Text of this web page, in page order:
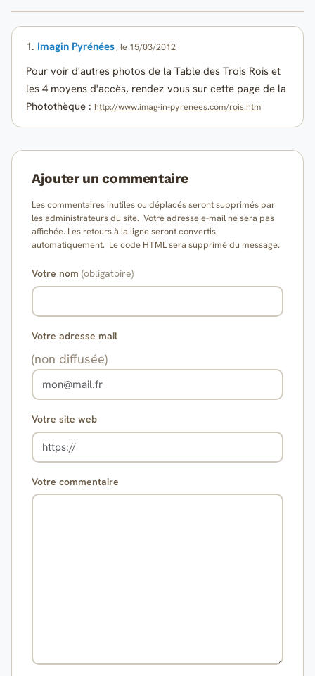
1. Imagin Pyrénées, le 15/03/2012
Pour voir d'autres photos de la Table des Trois Rois et
les 4 moyens d'accès, rendez-vous sur cette page de la
Photothèque : http://www.imag-in-pyrenees.com/rois.htm
Ajouter un commentaire
Les commentaires inutiles ou déplacés seront supprimés par
les administrateurs du site. Votre adresse e-mail ne sera pas
affichée. Les retours à la ligne seront convertis
automatiquement. Le code HTML sera supprimé du message.
Votre nom (obligatoire)
Votre adresse mail
(non diffusée)
Votre site web
Votre commentaire